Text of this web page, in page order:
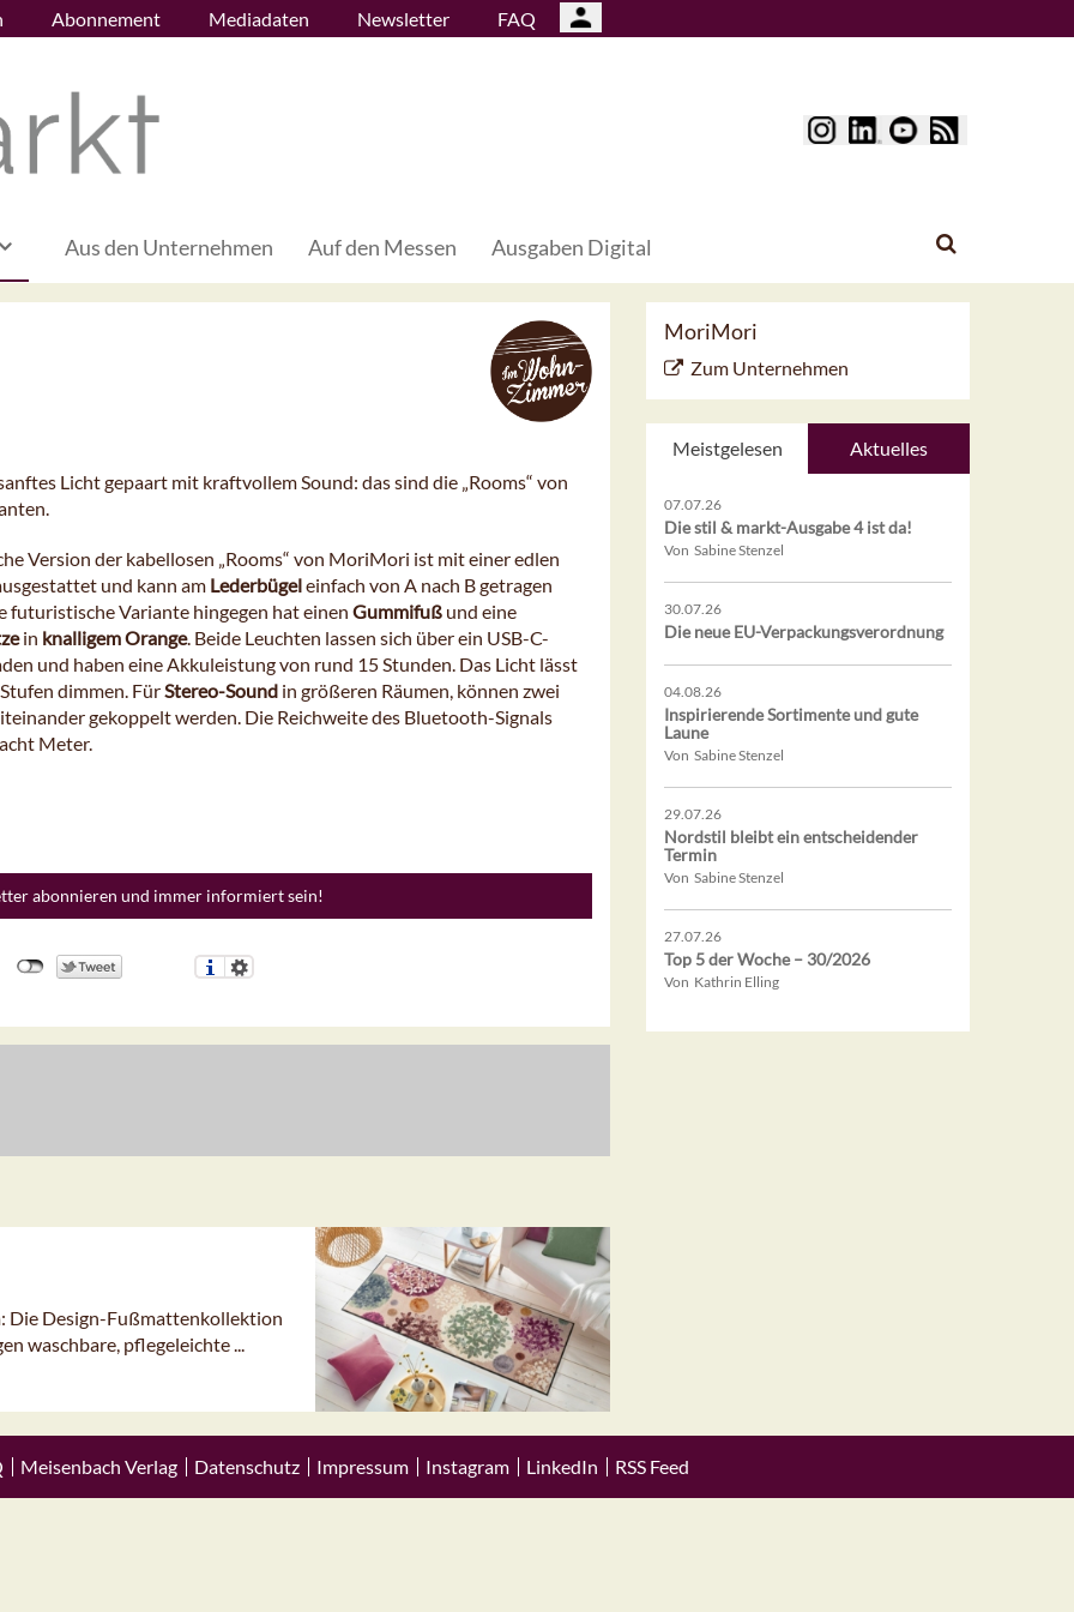
Abonnement Mediadaten Newsletter FAQ
Aus den Unternehmen Auf den Messen Ausgaben Digital
Licht gepaart mit kraftvollem Sound: das sind die „Rooms“ von
Version der kabellosen „Rooms“ von MoriMori ist mit einer edlen
und kann am Lederbügeleinfach von A nach B getragen
futuristische Variante hingegen hat einen Gummifuß und eine
in knalligem Orange. Beide Leuchten lassen sich über ein USB-C-
und haben eine Akkuleistung von rund 15 Stunden. Das Licht lässt
dimmen. FürStereo-Sound in größeren Räumen, können zwei
gekoppelt werden. Die Reichweite des Bluetooth-Signals
Meter.
abonnieren und immer informiert sein!
Die Design-Fußmattenkollektion
waschbare, pflegeleichte ...
MoriMori
Zum Unternehmen
Meistgelesen Aktuelles
07.07.26
Die stil & markt-Ausgabe 4 ist da!
Von Sabine Stenzel
30.07.26
Die neue EU-Verpackungsverordnung
04.08.26
Inspirierende Sortimente und gute
Laune
Von Sabine Stenzel
29.07.26
Nordstil bleibt ein entscheidender
Termin
Von Sabine Stenzel
27.07.26
Top 5 der Woche – 30/2026
Von Kathrin Elling
Meisenbach Verlag Datenschutz Impressum Instagram LinkedIn RSS Feed